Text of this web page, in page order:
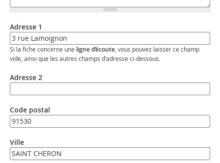
Adresse 1
Si la fiche concerne une ligne d’écoute , vous pouvez laisser ce champ
vide, ainsi que les autres champs d’adresse ci-dessous.
Adresse 2
Code postal
Ville